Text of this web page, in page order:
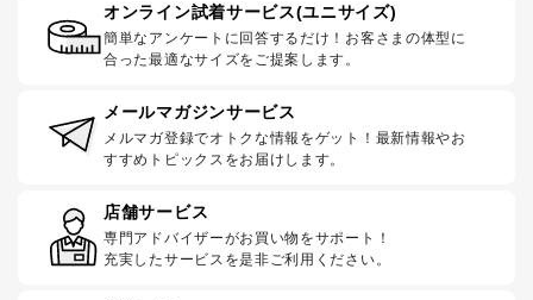
オンライン試着サービス(ユニサイズ)
簡単なアンケートに回答するだけ！お客さまの体型に
合った最適なサイズをご提案します。
メールマガジンサービス
メルマガ登録でオトクな情報をゲット！最新情報やお
すすめトピックスをお届けします。
店舗サービス
専門アドバイザーがお買い物をサポート！
充実したサービスを是非ご利用ください。